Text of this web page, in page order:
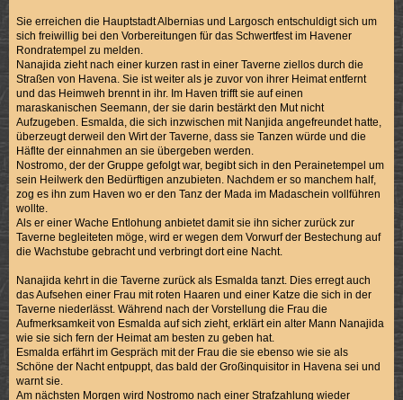
Sie erreichen die Hauptstadt Albernias und Largosch entschuldigt sich um
sich freiwillig bei den Vorbereitungen für das Schwertfest im Havener
Rondratempel zu melden.
Nanajida zieht nach einer kurzen rast in einer Taverne ziellos durch die
Straßen von Havena. Sie ist weiter als je zuvor von ihrer Heimat entfernt
und das Heimweh brennt in ihr. Im Haven trifft sie auf einen
maraskanischen Seemann, der sie darin bestärkt den Mut nicht
Aufzugeben. Esmalda, die sich inzwischen mit Nanjida angefreundet hatte,
überzeugt derweil den Wirt der Taverne, dass sie Tanzen würde und die
Häflte der einnahmen an sie übergeben werden.
Nostromo, der der Gruppe gefolgt war, begibt sich in den Perainetempel um
sein Heilwerk den Bedürftigen anzubieten. Nachdem er so manchem half,
zog es ihn zum Haven wo er den Tanz der Mada im Madaschein vollführen
wollte.
Als er einer Wache Entlohung anbietet damit sie ihn sicher zurück zur
Taverne begleiteten möge, wird er wegen dem Vorwurf der Bestechung auf
die Wachstube gebracht und verbringt dort eine Nacht.
Nanajida kehrt in die Taverne zurück als Esmalda tanzt. Dies erregt auch
das Aufsehen einer Frau mit roten Haaren und einer Katze die sich in der
Taverne niederlässt. Während nach der Vorstellung die Frau die
Aufmerksamkeit von Esmalda auf sich zieht, erklärt ein alter Mann Nanajida
wie sie sich fern der Heimat am besten zu geben hat.
Esmalda erfährt im Gespräch mit der Frau die sie ebenso wie sie als
Schöne der Nacht entpuppt, das bald der Großinquisitor in Havena sei und
warnt sie.
Am nächsten Morgen wird Nostromo nach einer Strafzahlung wieder